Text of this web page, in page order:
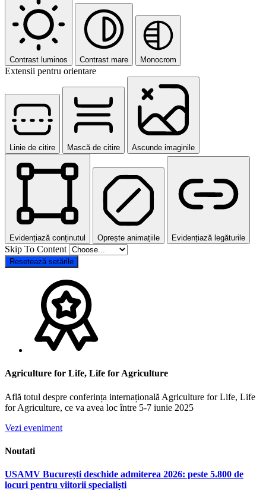
Contrast luminos Contrast mare Monocrom
Extensii pentru orientare
Linie de citire Mască de citire Ascunde imaginile
Evidențiază conținutul Oprește animațiile Evidențiază legăturile
Skip To Content
Resetează setările
Agriculture for Life, Life for Agriculture
Află totul despre conferința internațională Agriculture for Life, Life
for Agriculture, ce va avea loc între 5-7 iunie 2025
Vezi eveniment
Noutati
USAMV București deschide admiterea 2026: peste 5.800 de
locuri pentru viitorii specialiști